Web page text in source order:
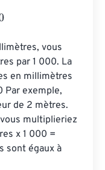
vous
par 1 000. La
en millimètres
Par exemple,
de 2 mètres.
multiplieriez
x 1 000 =
sont égaux à